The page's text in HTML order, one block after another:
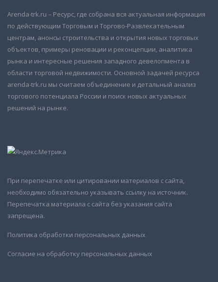
Arenda-trk.ru – Ресурс, где собрана вся актуальная информация
по действующим Торговым и Торгово-Развлекательным
центрам, анонсы строительства и открытия новых торговых
объектов, примеры реновации и реконцепции, аналитика
рынка и интересные решения западного девелопмента в
области торговой недвижимости. Основной задачей ресурса
arenda-trk.ru мы считаем объединение и детальный анализ
торгового потенциала России и поиск новых актуальных
решений на рынке.
При перепечатке или цитировании материалов с сайта,
необходимо обязательно указывать ссылку на источник.
Перепечатка материала с сайта без указания сайта
запрещена.
Политика обработки персональных данных
Согласие на обработку персональных данных